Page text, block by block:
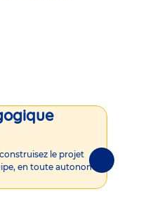
le projet
en toute autonomie !